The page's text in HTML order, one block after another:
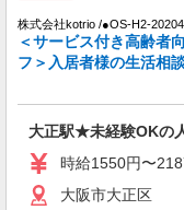
キープ
派遣社員
株式会社kotrio /●OS-H2-
大
アの
株式会社kotrio /●OS-H2-
＜サービス付き高齢者
フ＞入居者様の生活相
大正駅★未経験OKの
時給1550円〜
大阪市大正区